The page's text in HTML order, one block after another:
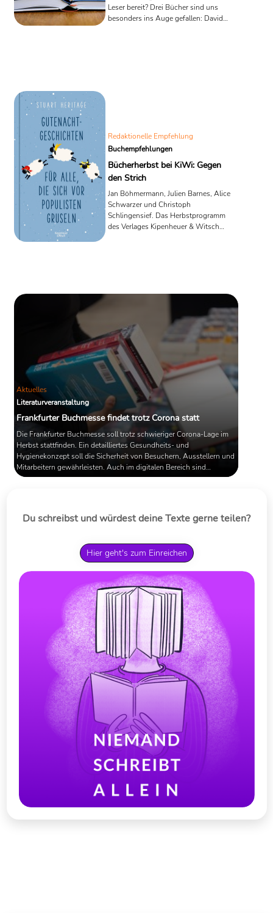
Leser bereit? Drei Bücher sind uns
besonders ins Auge gefallen: David
Redaktionelle Empfehlung
Buchempfehlungen
Bücherherbst bei KiWi: Gegen
den Strich
Jan Böhmermann, Julien Barnes, Alice
Schwarzer und Christoph
Schlingensief. Das Herbstprogramm
des Verlages Kipenheuer & Witsch
vorenthalten wollen.
Aktuelles
Literaturveranstaltung
Frankfurter Buchmesse findet trotz Corona statt
Die Frankfurter Buchmesse soll trotz schwieriger Corona-Lage im
Herbst stattfinden. Ein detailliertes Gesundheits- und
Hygienekonzept soll die Sicherheit von Besuchern, Ausstellern und
Mitarbeitern gewährleisten. Auch im digitalen Bereich sind
Aktionen geplant.
Du schreibst und würdest deine Texte gerne teilen?
Hier geht's zum Einreichen